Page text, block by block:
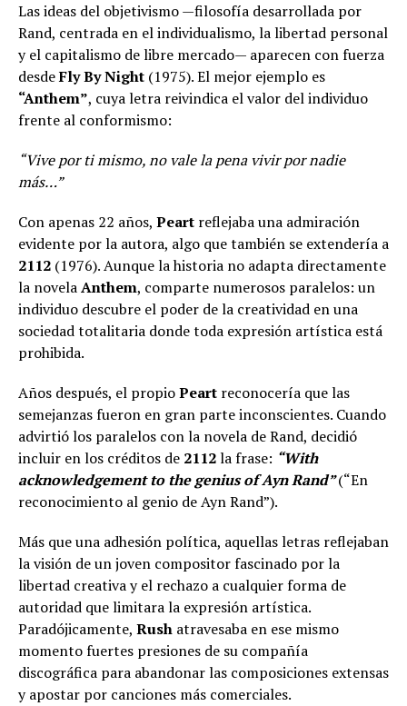
Las ideas del objetivismo —filosofía desarrollada por
Rand, centrada en el individualismo, la libertad personal
y el capitalismo de libre mercado— aparecen con fuerza
desdeFly By Night (1975). El mejor ejemplo es
“Anthem”, cuya letra reivindica el valor del individuo
frente al conformismo:
“Vive por ti mismo, no vale la pena vivir por nadie
más…”
Con apenas 22 años, Peart reflejaba una admiración
evidente por la autora, algo que también se extendería a
2112 (1976). Aunque la historia no adapta directamente
la novelaAnthem, comparte numerosos paralelos: un
individuo descubre el poder de la creatividad en una
sociedad totalitaria donde toda expresión artística está
prohibida.
Años después, el propioPeart reconocería que las
semejanzas fueron en gran parte inconscientes. Cuando
advirtió los paralelos con la novela de Rand, decidió
incluir en los créditos de 2112la frase: “With
acknowledgement to the genius of Ayn Rand”(“En
reconocimiento al genio de Ayn Rand”).
Más que una adhesión política, aquellas letras reflejaban
la visión de un joven compositor fascinado por la
libertad creativa y el rechazo a cualquier forma de
autoridad que limitara la expresión artística.
Paradójicamente, Rush atravesaba en ese mismo
momento fuertes presiones de su compañía
discográfica para abandonar las composiciones extensas
y apostar por canciones más comerciales.